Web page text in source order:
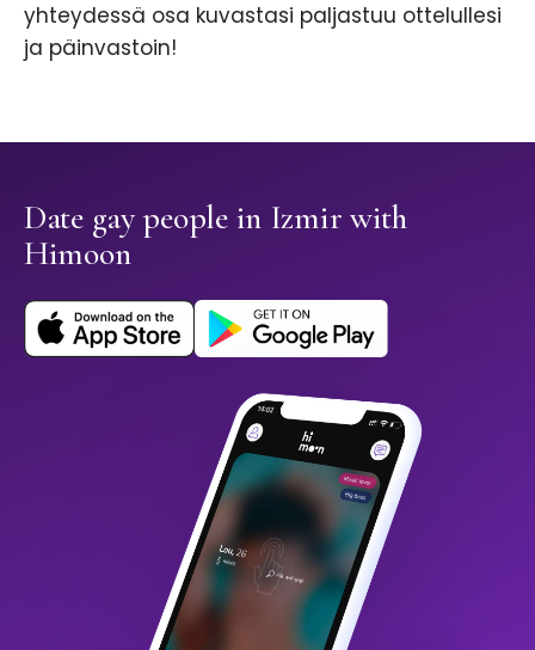
yhteydessä osa kuvastasi paljastuu ottelullesi
ja päinvastoin!
Date gay people in Izmir with
Himoon